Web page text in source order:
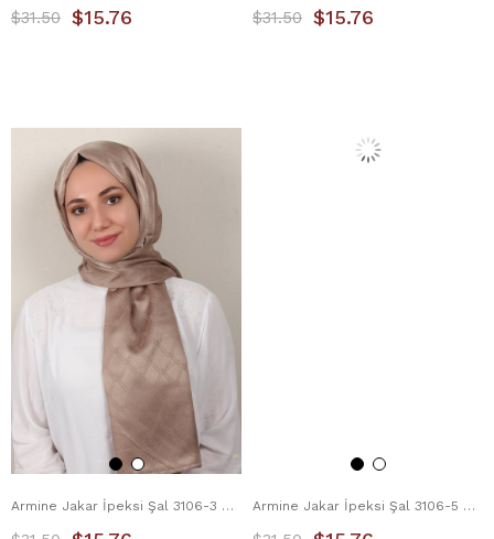
$15.76
$31.50 $15.76
$31.50
Armine Jakar İpeksi Şal 3106-3 Sütlü Kahve Armine Jakar İpeksi Şal 3106-5 Kum Beji